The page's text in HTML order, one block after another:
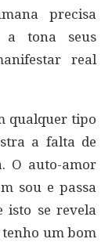
precisa
a tona seus
real
qualquer tipo
a falta de
O auto-amor
sou e passa
isto se revela
tenho um bom